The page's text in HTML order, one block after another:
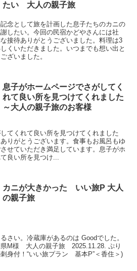
たい 大人の親子旅
念として旅を計画した息子たちのカニの
したい。今回の民宿かどやさんには社
接待ありがとうございました。料理は3
くいただきました。いつまでも想い出と
ざいました。
息子がホームページでさがしてく
れて良い所を見つけてくれました
～大人の親子旅のお客様
てくれて良い所を見つけてくれました
りがとうございます。食事もお風呂もゆ
せていただき満足しています。息子がホ
良い所を見つけ...
カニが大きかった いい旅P 大人
の親子旅
さい。冷蔵庫があるのは Goodでした。
県M様 大人の親子旅 2025.11.28. ぷり
身付！“いい旅プラン 基本P”＜香住＞)